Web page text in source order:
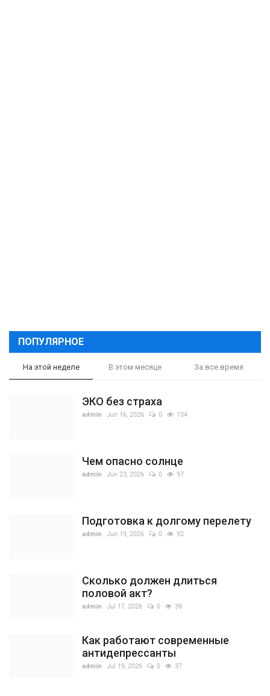
ПОПУЛЯРНОЕ
На этой неделе В этом месяце За все время
ЭКО без страха
admin Jun 16, 2026 0 104
Чем опасно солнце
admin Jun 23, 2026 0 97
Подготовка к долгому перелету
admin Jun 19, 2026 0 92
Сколько должен длиться
половой акт?
admin Jul 17, 2026 0 38
Как работают современные
антидепрессанты
admin Jul 19, 2026 0 37